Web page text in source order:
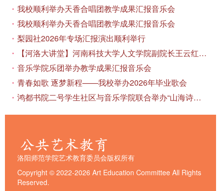
我校顺利举办天香合唱团教学成果汇报音乐会
我校顺利举办天香合唱团教学成果汇报音乐会
梨园社2026年专场汇报演出顺利举行
【河洛大讲堂】河南科技大学人文学院副院长王云红教授应邀作专题讲座
音乐学院乐团举办教学成果汇报音乐会
青春如歌 逐梦新程——我校举办2026年毕业歌会
鸿都书院二号学生社区与音乐学院联合举办“山海诗恋”合唱思政汇报音乐会
洛阳师范学院艺术教育委员会版权所有
Copyright © 2022-2026 Art Education Committee All Rights
Reserved.